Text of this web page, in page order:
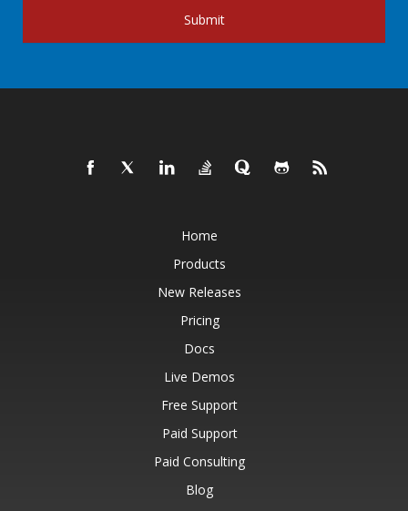
Submit
Home
Products
New Releases
Pricing
Docs
Live Demos
Free Support
Paid Support
Paid Consulting
Blog